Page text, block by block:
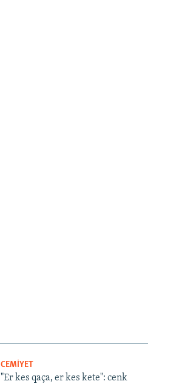
CEMİYET
"Er kes qaça, er kes kete": cenk